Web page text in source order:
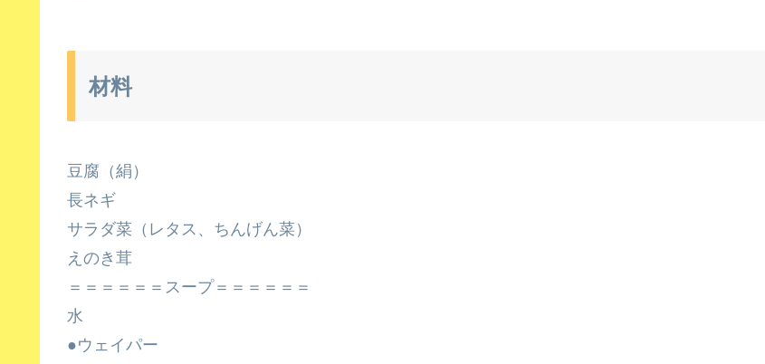
材料
豆腐（絹）
長ネギ
サラダ菜（レタス、ちんげん菜）
えのき茸
＝＝＝＝＝＝スープ＝＝＝＝＝＝
水
●ウェイパー